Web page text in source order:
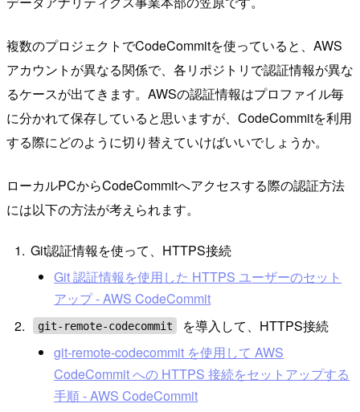
複数のプロジェクトでCodeCommitを使っていると、AWS
アカウントが異なる関係で、各リポジトリで認証情報が異な
るケースが出てきます。AWSの認証情報はプロファイル毎
に分かれて保存していると思いますが、CodeCommitを利用
する際にどのように切り替えていけばいいでしょうか。
ローカルPCからCodeCommitへアクセスする際の認証方法
には以下の方法が考えられます。
Git認証情報を使って、HTTPS接続
Git 認証情報を使用した HTTPS ユーザーのセット
アップ - AWS CodeCommit
git-remote-codecommit
を導入して、HTTPS接続
git-remote-codecommit を使用して AWS
CodeCommit への HTTPS 接続をセットアップする
手順 - AWS CodeCommit